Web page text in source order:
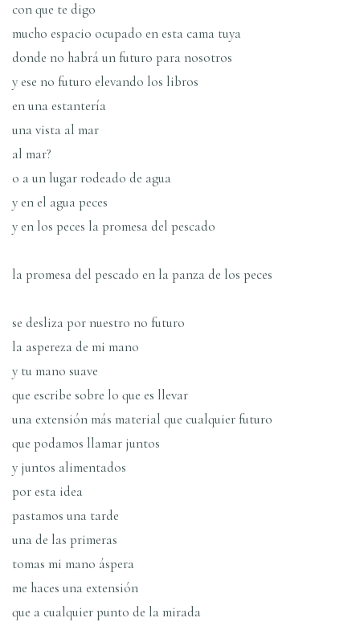
con que te digo
mucho espacio ocupado en esta cama tuya
donde no habrá un futuro para nosotros
y ese no futuro elevando los libros
en una estantería
una vista al mar
al mar?
o a un lugar rodeado de agua
y en el agua peces
y en los peces la promesa del pescado
la promesa del pescado en la panza de los peces
se desliza por nuestro no futuro
la aspereza de mi mano
y tu mano suave
que escribe sobre lo que es llevar
una extensión más material que cualquier futuro
que podamos llamar juntos
y juntos alimentados
por esta idea
pastamos una tarde
una de las primeras
tomas mi mano áspera
me haces una extensión
que a cualquier punto de la mirada